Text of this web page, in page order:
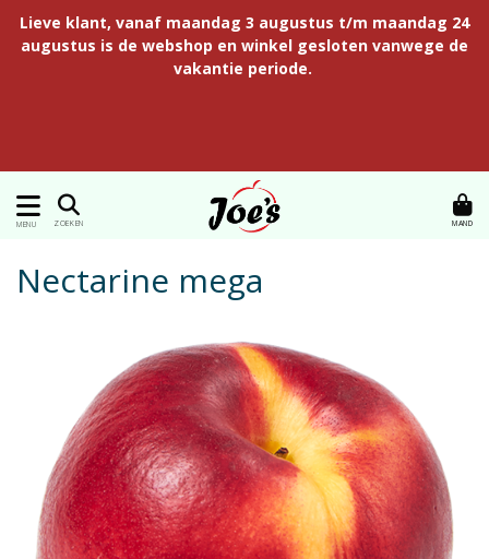
Lieve klant, vanaf maandag 3 augustus t/m maandag 24
augustus is de webshop en winkel gesloten vanwege de
vakantie periode.
MENU ZOEKEN MAND
Nectarine mega